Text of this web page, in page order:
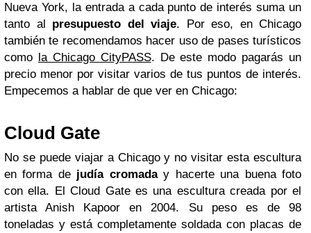
Nueva York, la entrada a cada punto de interés suma un
tanto al presupuesto del viaje. Por eso, en Chicago
también te recomendamos hacer uso de pases turísticos
como la Chicago CityPASS. De este modo pagarás un
precio menor por visitar varios de tus puntos de interés.
Empecemos a hablar de que ver en Chicago:
Cloud Gate
No se puede viajar a Chicago y no visitar esta escultura
en forma dejudía cromaday hacerte una buena foto
con ella. El Cloud Gate es una escultura creada por el
artista Anish Kapoor en 2004. Su peso es de 98
toneladas y está completamente soldada con placas de